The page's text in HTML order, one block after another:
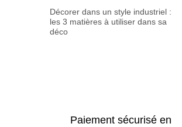
Décorer dans un style industriel :
les 3 matières à utiliser dans sa
déco
Paiement sécurisé en